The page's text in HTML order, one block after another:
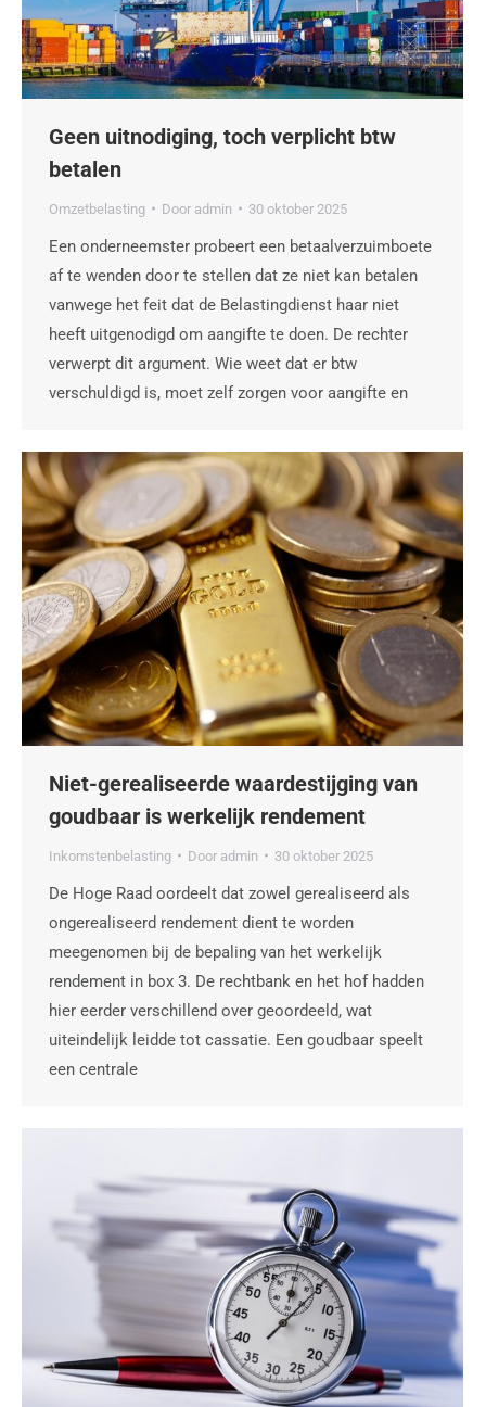
Geen uitnodiging, toch verplicht btw
betalen
Omzetbelasting Door admin 30 oktober 2025
Een onderneemster probeert een betaalverzuimboete
af te wenden door te stellen dat ze niet kan betalen
vanwege het feit dat de Belastingdienst haar niet
heeft uitgenodigd om aangifte te doen. De rechter
verwerpt dit argument. Wie weet dat er btw
verschuldigd is, moet zelf zorgen voor aangifte en
Niet-gerealiseerde waardestijging van
goudbaar is werkelijk rendement
Inkomstenbelasting Door admin 30 oktober 2025
De Hoge Raad oordeelt dat zowel gerealiseerd als
ongerealiseerd rendement dient te worden
meegenomen bij de bepaling van het werkelijk
rendement in box 3. De rechtbank en het hof hadden
hier eerder verschillend over geoordeeld, wat
uiteindelijk leidde tot cassatie. Een goudbaar speelt
een centrale